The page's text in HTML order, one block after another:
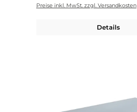
Preise inkl. MwSt. zzgl. Versandkosten
Details